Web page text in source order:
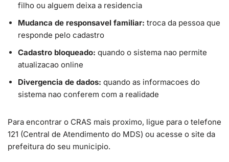
filho ou alguem deixa a residencia
Mudanca de responsavel familiar: troca da pessoa que
responde pelo cadastro
Cadastro bloqueado: quando o sistema nao permite
atualizacao online
Divergencia de dados: quando as informacoes do
sistema nao conferem com a realidade
Para encontrar o CRAS mais proximo, ligue para o telefone
121 (Central de Atendimento do MDS) ou acesse o site da
prefeitura do seu municipio.